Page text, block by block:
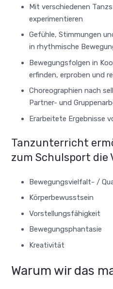
Mit verschiedenen
experimentieren
Gefühle, Stimmungen
in rhythmische
Bewegungsfolgen in
erfinden, erproben und
Choreographien nach
Partner- und
Erarbeitete Ergebnisse
Tanzunterricht
zum Schulsport die
Bewegungsvielfalt- /
Körperbewusstsein
Vorstellungsfähigkeit
Bewegungsphantasie
Kreativität
Warum wir das